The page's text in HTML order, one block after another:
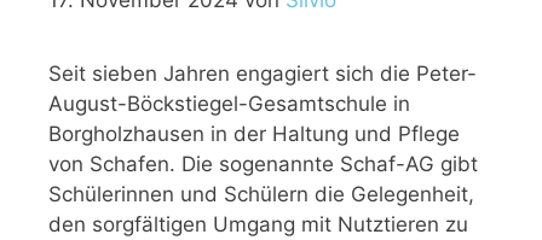
Seit sieben Jahren engagiert sich die Peter-
August-Böckstiegel-Gesamtschule in
Borgholzhausen in der Haltung und Pflege
von Schafen. Die sogenannte Schaf-AG gibt
Schülerinnen und Schülern die Gelegenheit,
den sorgfältigen Umgang mit Nutztieren zu